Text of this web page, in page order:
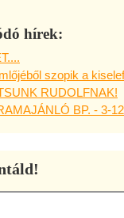
hírek:
szopik a
RUDOLFNAK!
BP. - 3-